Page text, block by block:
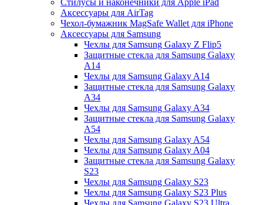
Аксессуары для AirTag
Чехол-бумажник MagSafe Wallet для iPhone
Аксессуары для Samsung
Чехлы для Samsung Galaxy Z Flip5
Защитные стекла для Samsung Galaxy
A14
Чехлы для Samsung Galaxy A14
Защитные стекла для Samsung Galaxy
A34
Чехлы для Samsung Galaxy A34
Защитные стекла для Samsung Galaxy
A54
Чехлы для Samsung Galaxy A54
Чехлы для Samsung Galaxy A04
Защитные стекла для Samsung Galaxy
S23
Чехлы для Samsung Galaxy S23
Чехлы для Samsung Galaxy S23 Plus
Чехлы для Samsung Galaxy S23 Ultra